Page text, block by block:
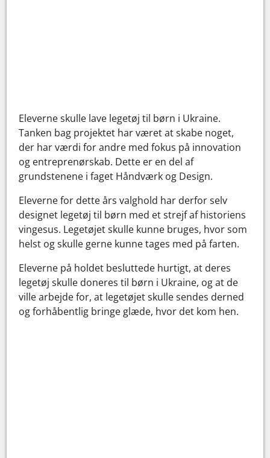
Eleverne skulle lave legetøj til børn i Ukraine.
Tanken bag projektet har været at skabe noget,
der har værdi for andre med fokus på innovation
og entreprenørskab. Dette er en del af
grundstenene i faget Håndværk og Design.
Eleverne for dette års valghold har derfor selv
designet legetøj til børn med et strejf af historiens
vingesus. Legetøjet skulle kunne bruges, hvor som
helst og skulle gerne kunne tages med på farten.
Eleverne på holdet besluttede hurtigt, at deres
legetøj skulle doneres til børn i Ukraine, og at de
ville arbejde for, at legetøjet skulle sendes derned
og forhåbentlig bringe glæde, hvor det kom hen.